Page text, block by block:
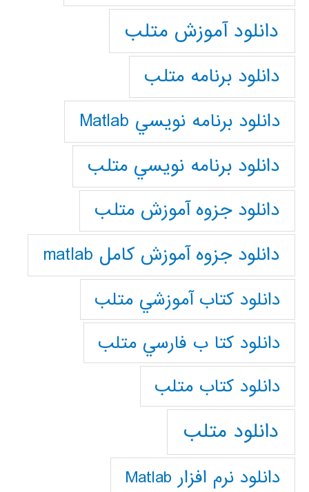
دانلود آموزش متلب
دانلود برنامه متلب
دانلود برنامه نويسي Matlab
دانلود برنامه نويسي متلب
دانلود جزوه آموزش متلب
دانلود جزوه آموزش کامل matlab
دانلود كتاب آموزشي متلب
دانلود كتا ب فارسي متلب
دانلود كتاب متلب
دانلود متلب
دانلود نرم افزار Matlab